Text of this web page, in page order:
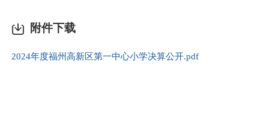
附件下载
2024年度福州高新区第一中心小学决算公开.pdf